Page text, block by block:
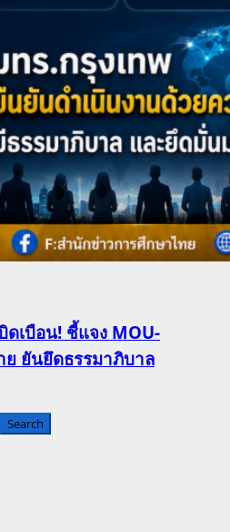
ดเบือน! ชี้แจง MOU-
ยันยึดธรรมาภิบาล